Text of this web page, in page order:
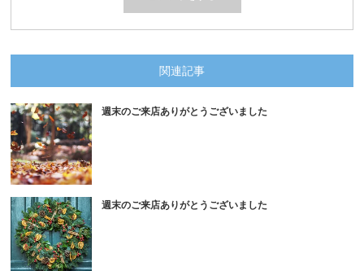
関連記事
週末のご来店ありがとうございました
週末のご来店ありがとうございました